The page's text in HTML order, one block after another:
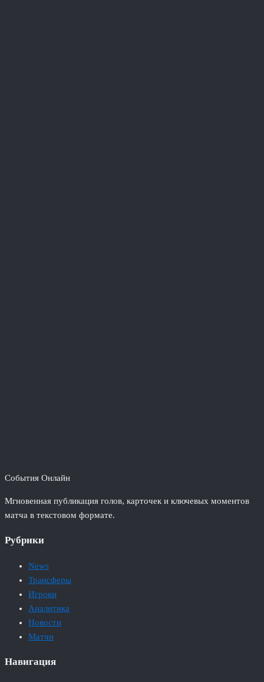
События Онлайн
Мгновенная публикация голов, карточек и ключевых моментов
матча в текстовом формате.
Рубрики
News
Трансферы
Игроки
Аналитика
Новости
Матчи
Навигация